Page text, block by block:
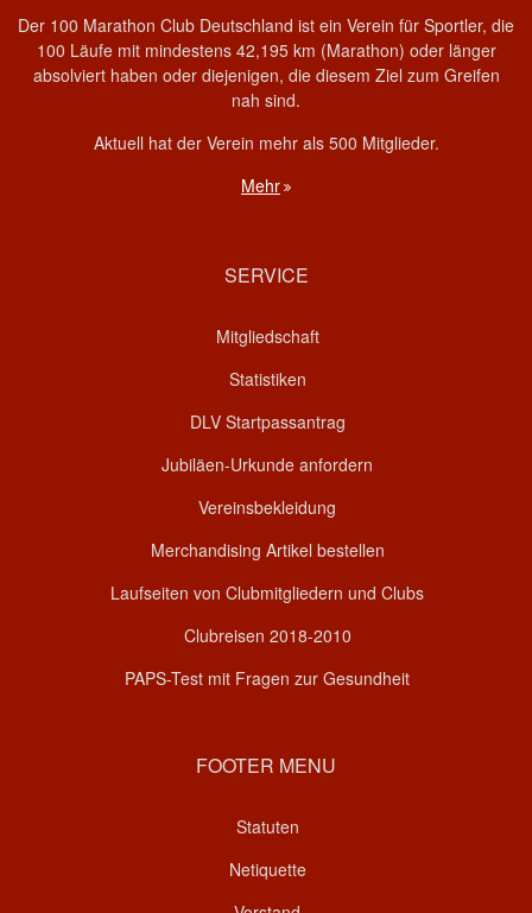
Der 100 Marathon Club Deutschland ist ein Verein für Sportler, die
100 Läufe mit mindestens 42,195 km (Marathon) oder länger
absolviert haben oder diejenigen, die diesem Ziel zum Greifen
nah sind.
Aktuell hat der Verein mehr als 500 Mitglieder.
Mehr
SERVICE
Mitgliedschaft
Statistiken
DLV Startpassantrag
Jubiläen-Urkunde anfordern
Vereinsbekleidung
Merchandising Artikel bestellen
Laufseiten von Clubmitgliedern und Clubs
Clubreisen 2018-2010
PAPS-Test mit Fragen zur Gesundheit
FOOTER MENU
Statuten
Netiquette